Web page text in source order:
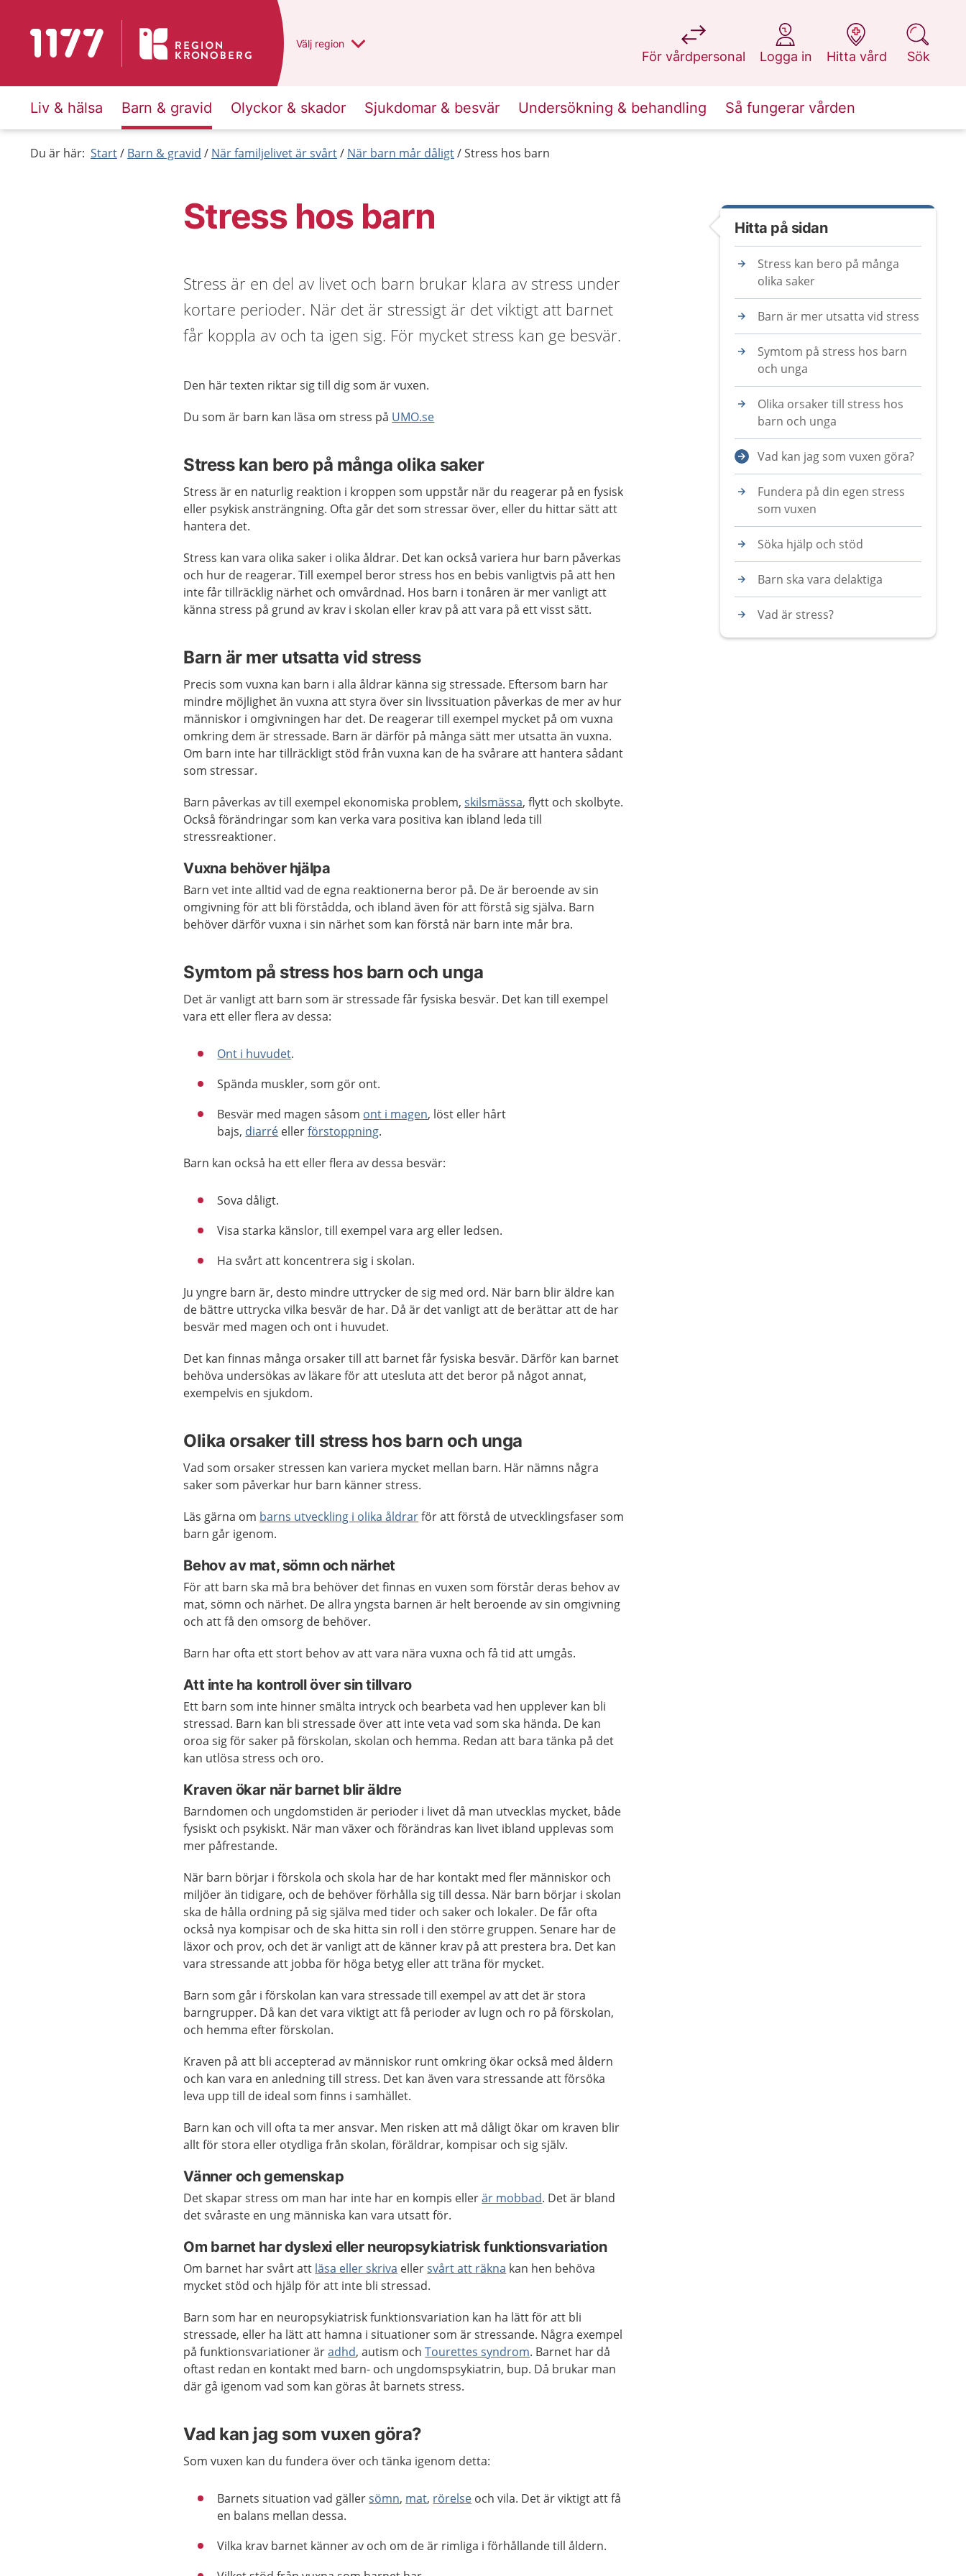
Till startsidan för 1177 Du har valt region
Välj en annan
region
För vårdpersonal
på 1177.se
Logga in
på 1177.se
Hitta vård
på 1177.se
Sök
på 1177.se
Liv & hälsa Barn & gravid Olyckor & skador Sjukdomar & besvär Undersökning & behandling Så fungerar vården
Du är här: Start Barn & gravid När familjelivet är svårt När barn mår dåligt Stress hos barn
Stress hos barn
Stress är en del av livet och barn brukar klara av stress under
kortare perioder. När det är stressigt är det viktigt att barnet
får koppla av och ta igen sig. För mycket stress kan ge besvär.
Den här texten riktar sig till dig som är vuxen.
Du som är barn kan läsa om stress på UMO.se
Stress kan bero på många olika saker
Stress är en naturlig reaktion i kroppen som uppstår när du reagerar på en fysisk
eller psykisk ansträngning. Ofta går det som stressar över, eller du hittar sätt att
hantera det.
Stress kan vara olika saker i olika åldrar. Det kan också variera hur barn påverkas
och hur de reagerar. Till exempel beror stress hos en bebis vanligtvis på att hen
inte får tillräcklig närhet och omvårdnad. Hos barn i tonåren är mer vanligt att
känna stress på grund av krav i skolan eller krav på att vara på ett visst sätt.
Barn är mer utsatta vid stress
Precis som vuxna kan barn i alla åldrar känna sig stressade. Eftersom barn har
mindre möjlighet än vuxna att styra över sin livssituation påverkas de mer av hur
människor i omgivningen har det. De reagerar till exempel mycket på om vuxna
omkring dem är stressade. Barn är därför på många sätt mer utsatta än vuxna.
Om barn inte har tillräckligt stöd från vuxna kan de ha svårare att hantera sådant
som stressar.
Barn påverkas av till exempel ekonomiska problem,skilsmässa, flytt och skolbyte.
Också förändringar som kan verka vara positiva kan ibland leda till
stressreaktioner.
Vuxna behöver hjälpa
Barn vet inte alltid vad de egna reaktionerna beror på. De är beroende av sin
omgivning för att bli förstådda, och ibland även för att förstå sig själva. Barn
behöver därför vuxna i sin närhet som kan förstå när barn inte mår bra.
Symtom på stress hos barn och unga
Det är vanligt att barn som är stressade får fysiska besvär. Det kan till exempel
vara ett eller flera av dessa:
Ont i huvudet.
Spända muskler, som gör ont.
Besvär med magen såsom ont i magen, löst eller hårt
bajs, diarré ellerförstoppning.
Barn kan också ha ett eller flera av dessa besvär:
Sova dåligt.
Visa starka känslor, till exempel vara arg eller ledsen.
Ha svårt att koncentrera sig i skolan.
Ju yngre barn är, desto mindre uttrycker de sig med ord. När barn blir äldre kan
de bättre uttrycka vilka besvär de har. Då är det vanligt att de berättar att de har
besvär med magen och ont i huvudet.
Det kan finnas många orsaker till att barnet får fysiska besvär. Därför kan barnet
behöva undersökas av läkare för att utesluta att det beror på något annat,
exempelvis en sjukdom.
Olika orsaker till stress hos barn och unga
Vad som orsaker stressen kan variera mycket mellan barn. Här nämns några
saker som påverkar hur barn känner stress.
Läs gärna om barns utveckling i olika åldrarför att förstå de utvecklingsfaser som
barn går igenom.
Behov av mat, sömn och närhet
För att barn ska må bra behöver det finnas en vuxen som förstår deras behov av
mat, sömn och närhet. De allra yngsta barnen är helt beroende av sin omgivning
och att få den omsorg de behöver.
Barn har ofta ett stort behov av att vara nära vuxna och få tid att umgås.
Att inte ha kontroll över sin tillvaro
Ett barn som inte hinner smälta intryck och bearbeta vad hen upplever kan bli
stressad. Barn kan bli stressade över att inte veta vad som ska hända. De kan
oroa sig för saker på förskolan, skolan och hemma. Redan att bara tänka på det
kan utlösa stress och oro.
Kraven ökar när barnet blir äldre
Barndomen och ungdomstiden är perioder i livet då man utvecklas mycket, både
fysiskt och psykiskt. När man växer och förändras kan livet ibland upplevas som
mer påfrestande.
När barn börjar i förskola och skola har de har kontakt med fler människor och
miljöer än tidigare, och de behöver förhålla sig till dessa. När barn börjar i skolan
ska de hålla ordning på sig själva med tider och saker och lokaler. De får ofta
också nya kompisar och de ska hitta sin roll i den större gruppen. Senare har de
läxor och prov, och det är vanligt att de känner krav på att prestera bra. Det kan
vara stressande att jobba för höga betyg eller att träna för mycket.
Barn som går i förskolan kan vara stressade till exempel av att det är stora
barngrupper. Då kan det vara viktigt att få perioder av lugn och ro på förskolan,
och hemma efter förskolan.
Kraven på att bli accepterad av människor runt omkring ökar också med åldern
och kan vara en anledning till stress. Det kan även vara stressande att försöka
leva upp till de ideal som finns i samhället.
Barn kan och vill ofta ta mer ansvar. Men risken att må dåligt ökar om kraven blir
allt för stora eller otydliga från skolan, föräldrar, kompisar och sig själv.
Vänner och gemenskap
Det skapar stress om man har inte har en kompis ellerär mobbad. Det är bland
det svåraste en ung människa kan vara utsatt för.
Om barnet har dyslexi eller neuropsykiatrisk funktionsvariation
Om barnet har svårt att läsa eller skriva ellersvårt att räkna kan hen behöva
mycket stöd och hjälp för att inte bli stressad.
Barn som har en neuropsykiatrisk funktionsvariation kan ha lätt för att bli
stressade, eller ha lätt att hamna i situationer som är stressande. Några exempel
på funktionsvariationer äradhd, autism ochTourettes syndrom. Barnet har då
oftast redan en kontakt med barn- och ungdomspsykiatrin, bup. Då brukar man
där gå igenom vad som kan göras åt barnets stress.
Vad kan jag som vuxen göra?
Som vuxen kan du fundera över och tänka igenom detta:
Barnets situation vad gällersömn, mat, rörelse och vila. Det är viktigt att få
en balans mellan dessa.
Vilka krav barnet känner av och om de är rimliga i förhållande till åldern.
Hitta på sidan
Stress kan bero på många
olika saker
Barn är mer utsatta vid stress
Symtom på stress hos barn
och unga
Olika orsaker till stress hos
barn och unga
Vad kan jag som vuxen göra?
Fundera på din egen stress
som vuxen
Söka hjälp och stöd
Barn ska vara delaktiga
Vad är stress?